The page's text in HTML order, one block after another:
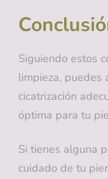
Siguiendo estos
limpieza, puedes
cicatrización
óptima para tu
Si tienes alguna
cuidado de tu